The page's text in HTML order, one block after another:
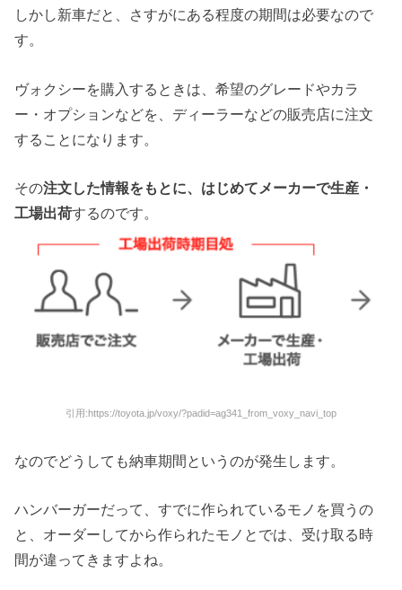
しかし新車だと、さすがにある程度の期間は必要なので
す。
ヴォクシーを購入するときは、希望のグレードやカラ
ー・オプションなどを、ディーラーなどの販売店に注文
することになります。
その注文した情報をもとに、はじめてメーカーで生産・
工場出荷するのです。
引用:https://toyota.jp/voxy/?padid=ag341_from_voxy_navi_top
なのでどうしても納車期間というのが発生します。
ハンバーガーだって、すでに作られているモノを買うの
と、オーダーしてから作られたモノとでは、受け取る時
間が違ってきますよね。